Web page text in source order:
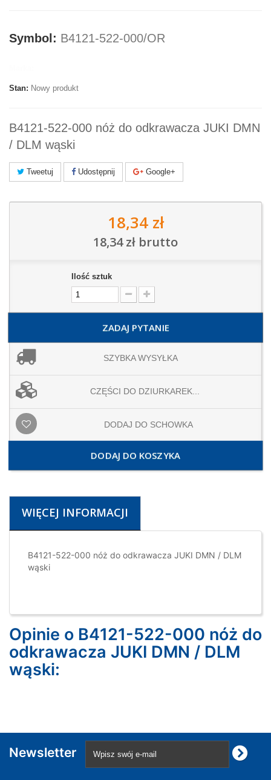
Symbol: B4121-522-000/OR
Stan: Nowy produkt
B4121-522-000 nóż do odkrawacza JUKI DMN
/ DLM wąski
Tweetuj Udostępnij Google+
18,34 zł
18,34 zł brutto
Ilość sztuk
ZADAJ PYTANIE
SZYBKA WYSYŁKA
CZĘŚCI DO DZIURKAREK...
DODAJ DO SCHOWKA
DODAJ DO KOSZYKA
WIĘCEJ INFORMACJI
B4121-522-000 nóż do odkrawacza JUKI DMN / DLM
wąski
Opinie o B4121-522-000 nóż do
odkrawacza JUKI DMN / DLM
wąski:
Newsletter